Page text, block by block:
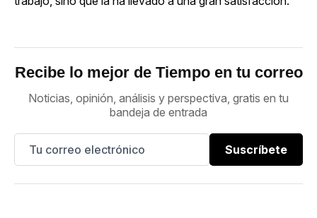
Recibe lo mejor de Tiempo en tu correo
Noticias, opinión, análisis y perspectiva, gratis en tu
bandeja de entrada
Suscríbete